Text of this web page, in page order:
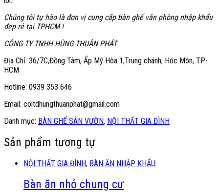
Chúng tôi tự hào là đơn vị cung cấp bàn ghế văn phòng nhập khẩu
đẹp rẻ tại TPHCM !
CÔNG TY TNHH HÙNG THUẬN PHÁT
Địa Chỉ: 36/7C,Đồng Tâm, Ấp Mỹ Hòa 1,Trung chánh, Hóc Môn, TP-
HCM
Hotline: 0939 353 646
Email: coltdhungthuanphat@gmail.com
Danh mục: BÀN GHẾ SÂN VƯỜN, NỘI THẤT GIA ĐÌNH
Sản phẩm tương tự
NỘI THẤT GIA ĐÌNH, BÀN ĂN NHẬP KHẨU
Bàn ăn nhỏ chung cư